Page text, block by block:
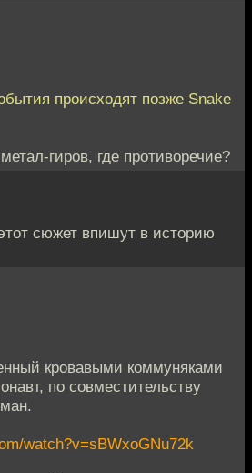
происходят позже Snake
гиров, где противоречие?
сюжет впишут в историю
кровавыми коммуняками
по совместительству
watch?v=sBWxoGNu72k